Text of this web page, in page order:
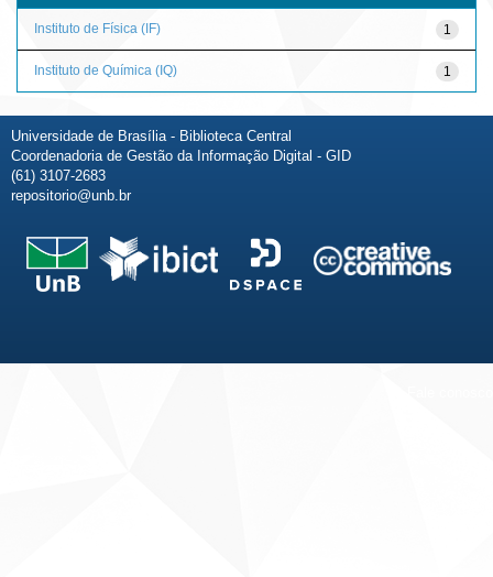
1
Instituto de Física (IF)
1
Instituto de Química (IQ)
Universidade de Brasília - Biblioteca Central
Coordenadoria de Gestão da Informação Digital - GID
(61) 3107-2683
repositorio@unb.br